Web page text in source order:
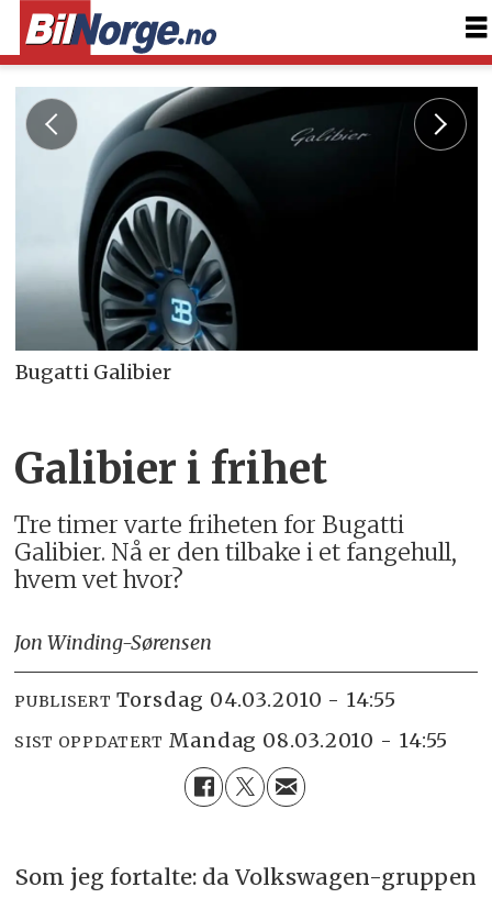
Bugatti Galibier
Galibier i frihet
Tre timer varte friheten for Bugatti
Galibier. Nå er den tilbake i et fangehull,
hvem vet hvor?
Jon Winding-Sørensen
PUBLISERT torsdag 04.03.2010 - 14:55
SIST OPPDATERT mandag 08.03.2010 - 14:55
Som jeg fortalte: da Volkswagen-gruppen